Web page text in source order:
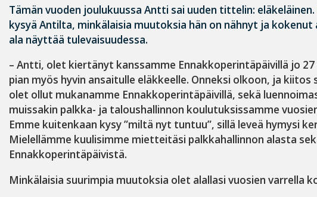
Tämän vuoden joulukuussa Antti sai uuden tittelin:
kysyä Antilta, minkälaisia muutoksia hän on nähnyt ja kokenut
ala näyttää tulevaisuudessa.
– Antti, olet kiertänyt kanssamme Ennakkoperintäpäivillä jo
pian myös hyvin ansaitulle eläkkeelle. Onneksi olkoon, ja kiitos
olet ollut mukanamme Ennakkoperintäpäivillä, sekä
muissakin palkka- ja taloushallinnon koulutuksissamme
Emme kuitenkaan kysy ”miltä nyt tuntuu”, sillä leveä hymysi
Mielellämme kuulisimme mietteitäsi palkkahallinnon alasta
Ennakkoperintäpäivistä.
Minkälaisia suurimpia muutoksia olet alallasi vuosien varrella